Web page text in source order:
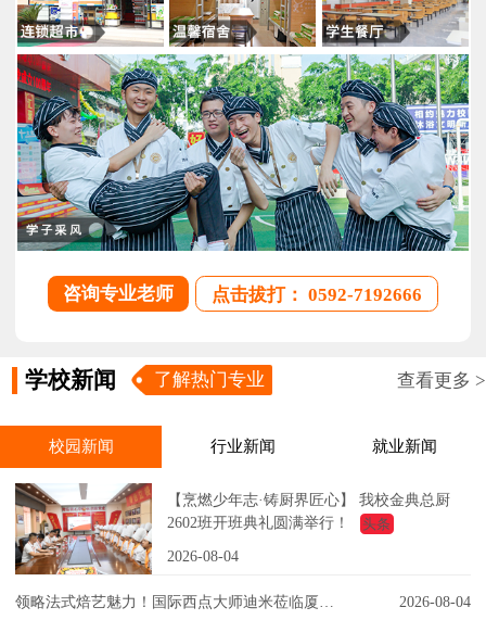
咨询专业老师 点击拔打： 0592-7192666
学校新闻 了解热门专业 查看更多 >
校园新闻 行业新闻 就业新闻
【烹燃少年志·铸厨界匠心】 我校金典总厨
2602班开班典礼圆满举行！
头条
2026-08-04
2026-08-04